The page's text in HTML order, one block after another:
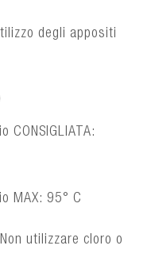
degli appositi
CONSIGLIATA:
MAX: 95° C
utilizzare cloro o